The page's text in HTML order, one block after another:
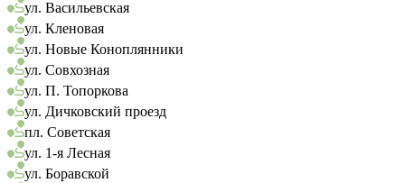
ул. Васильевская
ул. Кленовая
ул. Новые Коноплянники
ул. Совхозная
ул. П. Топоркова
ул. Дичковский проезд
пл. Советская
ул. 1-я Лесная
ул. Боравской